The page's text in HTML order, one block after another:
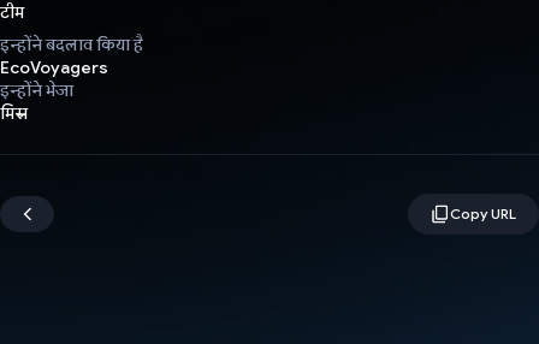
टीम
इन्होंने बदलाव किया है
EcoVoyagers
इन्होंने भेजा
मिस्र